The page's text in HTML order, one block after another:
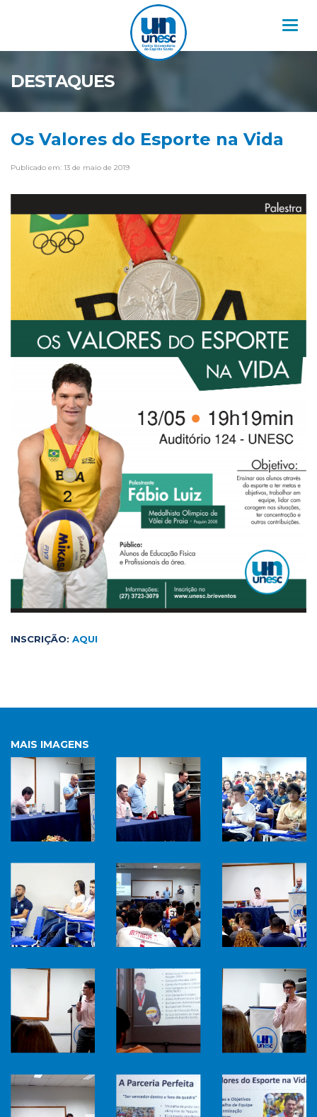
DESTAQUES
Os Valores do Esporte na Vida
Publicado em: 13 de maio de 2019
INSCRIÇÃO: AQUI
MAIS IMAGENS